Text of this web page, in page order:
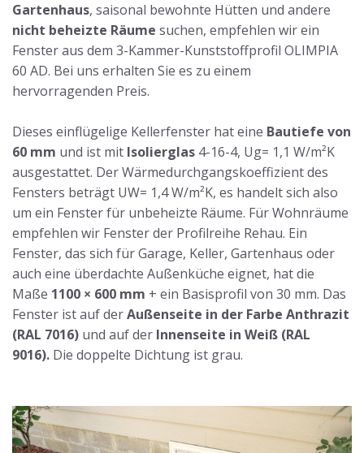
Gartenhaus, saisonal bewohnte Hütten und andere
nicht beheizte Räume suchen, empfehlen wir ein
Fenster aus dem 3-Kammer-Kunststoffprofil OLIMPIA
60 AD. Bei uns erhalten Sie es zu einem
hervorragenden Preis.
Dieses einflügelige Kellerfenster hat eine Bautiefe von
60 mm und ist mit Isolierglas 4-16-4, Ug= 1,1 W/m²K
ausgestattet. Der Wärmedurchgangskoeffizient des
Fensters beträgt UW= 1,4 W/m²K, es handelt sich also
um ein Fenster für unbeheizte Räume. Für Wohnräume
empfehlen wir Fenster der Profilreihe Rehau. Ein
Fenster, das sich für Garage, Keller, Gartenhaus oder
auch eine überdachte Außenküche eignet, hat die
Maße 1100 × 600 mm + ein Basisprofil von 30 mm. Das
Fenster ist auf derAußenseite in der Farbe Anthrazit
(RAL 7016) und auf der Innenseite in Weiß (RAL
9016). Die doppelte Dichtung ist grau.